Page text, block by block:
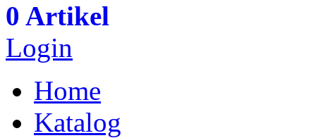
0 Artikel
Login
Home
Katalog